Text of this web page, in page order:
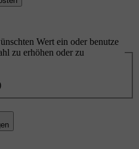
Wert ein oder benutze
zu erhöhen oder zu